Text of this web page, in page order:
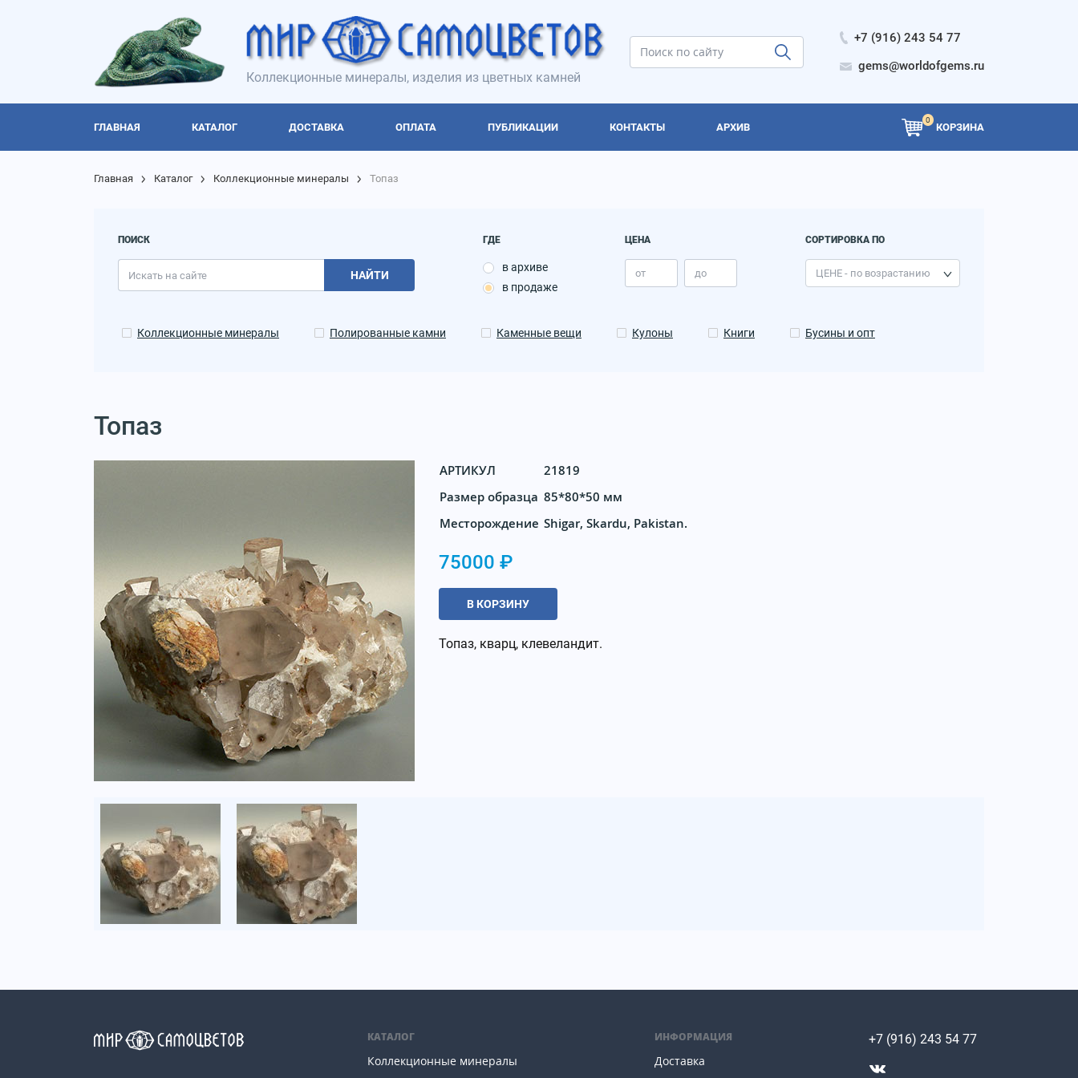
Коллекционные минералы, изделия из цветных камней
+7 (916) 243 54 77
gems@worldofgems.ru
ГЛАВНАЯ КАТАЛОГ ДОСТАВКА ОПЛАТА ПУБЛИКАЦИИ КОНТАКТЫ АРХИВ
0
КОРЗИНА
Главная Каталог Коллекционные минералы Топаз
ПОИСК
НАЙТИ
ГДЕ
в архиве
в продаже
ЦЕНА СОРТИРОВКА ПО
Коллекционные минералы Полированные камни Каменные вещи Кулоны Книги Бусины и опт
Топаз
АРТИКУЛ
21819
Размер образца 85*80*50 мм
Месторождение Shigar, Skardu, Pakistan.
75000 ₽
В КОРЗИНУ
Топаз, кварц, клевеландит.
КАТАЛОГ
Коллекционные минералы
ИНФОРМАЦИЯ
Доставка
+7 (916) 243 54 77